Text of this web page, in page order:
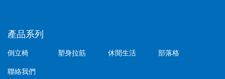
產品系列
倒立椅 塑身拉筋 休閒生活 部落格
聯絡我們